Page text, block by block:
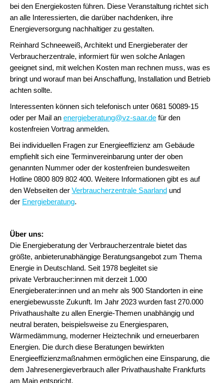
bei den Energiekosten führen. Diese Veranstaltung richtet sich
an alle Interessierten, die darüber nachdenken, ihre
Energieversorgung nachhaltiger zu gestalten.
Reinhard Schneeweiß, Architekt und Energieberater der
Verbraucherzentrale, informiert für wen solche Anlagen
geeignet sind, mit welchen Kosten man rechnen muss, was es
bringt und worauf man bei Anschaffung, Installation und Betrieb
achten sollte.
Interessenten können sich telefonisch unter 0681 50089-15
oder per Mail an energieberatung@vz-saar.de für den
kostenfreien Vortrag anmelden.
Bei individuellen Fragen zur Energieeffizienz am Gebäude
empfiehlt sich eine Terminvereinbarung unter der oben
genannten Nummer oder der kostenfreien bundesweiten
Hotline 0800 809 802 400. Weitere Informationen gibt es auf
den Webseiten der Verbraucherzentrale Saarland und
der Energieberatung.
Über uns:
Die Energieberatung der Verbraucherzentrale bietet das
größte, anbieterunabhängige Beratungsangebot zum Thema
Energie in Deutschland. Seit 1978 begleitet sie
private Verbraucher:innen mit derzeit 1.000
Energieberater:innen und an mehr als 900 Standorten in eine
energiebewusste Zukunft. Im Jahr 2023 wurden fast 270.000
Privathaushalte zu allen Energie-Themen unabhängig und
neutral beraten, beispielsweise zu Energiesparen,
Wärmedämmung, moderner Heiztechnik und erneuerbaren
Energien. Die durch diese Beratungen bewirkten
Energieeffizienzmaßnahmen ermöglichen eine Einsparung, die
dem Jahresenergieverbrauch aller Privathaushalte Frankfurts
am Main entspricht.